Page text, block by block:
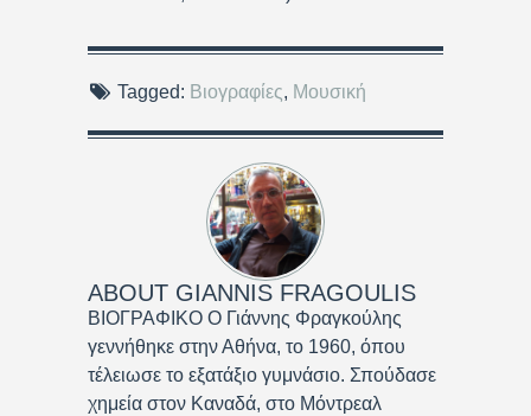
Tagged: Βιογραφίες, Μουσική
ABOUT GIANNIS FRAGOULIS
ΒΙΟΓΡΑΦΙΚΟ Ο Γιάννης Φραγκούλης
γεννήθηκε στην Αθήνα, το 1960, όπου
τέλειωσε το εξατάξιο γυμνάσιο. Σπούδασε
χημεία στον Καναδά, στο Μόντρεαλ